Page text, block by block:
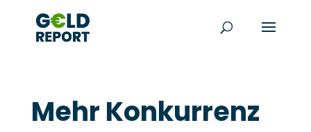
Mehr Konkurrenz